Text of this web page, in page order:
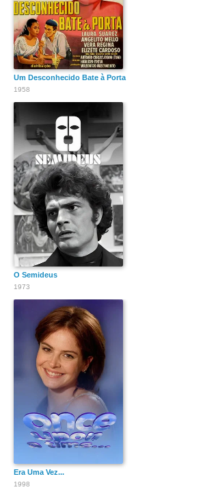
Um Desconhecido Bate à Porta
1958
O Semideus
1973
Era Uma Vez...
1998